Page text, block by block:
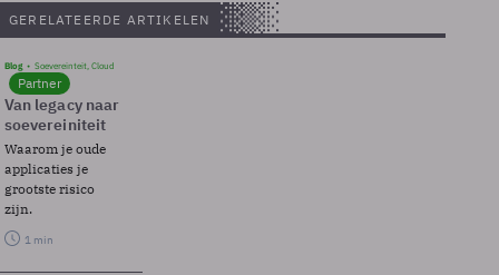
GERELATEERDE ARTIKELEN
Blog Soevereinteit, Cloud
Partner
Van legacy naar
soevereiniteit
Waarom je oude
applicaties je
grootste risico
zijn.
1 min